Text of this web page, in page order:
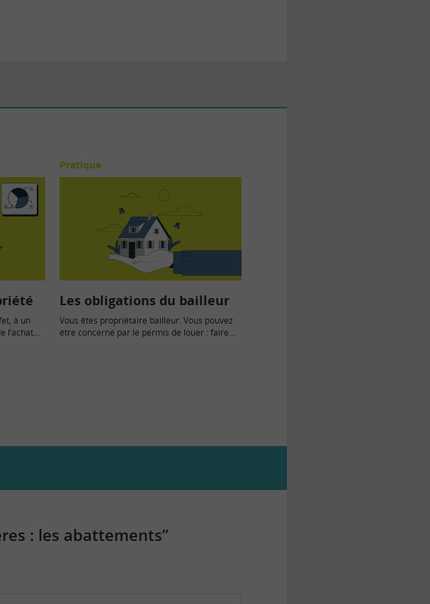
à un
l’achat
Pratique
Les obligations du bailleur
Vous êtes propriétaire bailleur. Vous pouvez
être concerné par le permis de louer : faire
: les abattements”